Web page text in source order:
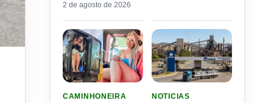
2 de agosto de 2026
CAMINHONEIRA
NOTICIAS